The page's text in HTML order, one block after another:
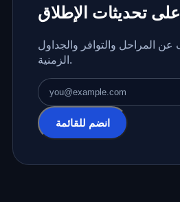
تحديثات الإطلاق
المراحل والتوافر والجداول
الزمنية.
عنوان البريد الإلكتروني
انضم للقائمة